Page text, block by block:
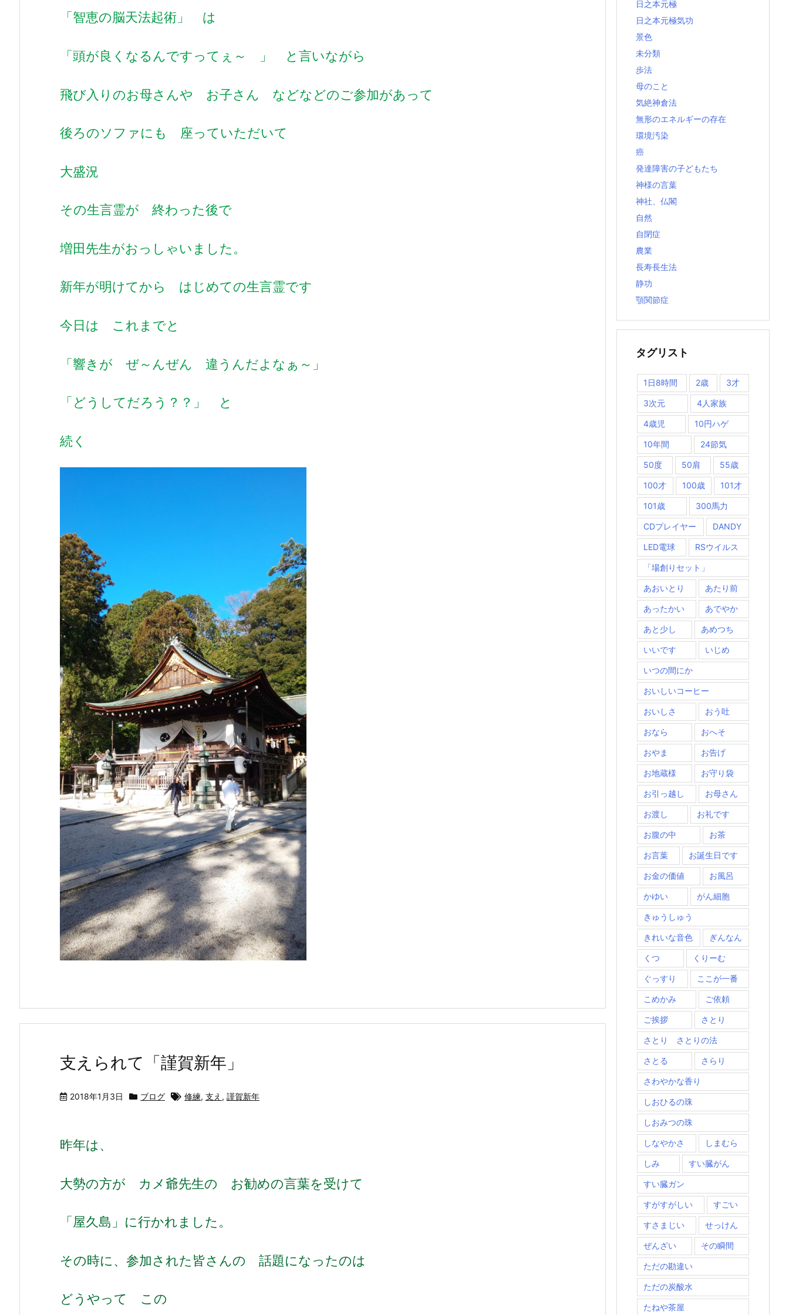
「智恵の脳天法起術」 は
「頭が良くなるんですってぇ～ 」 と言いながら
飛び入りのお母さんや お子さん などなどのご参加があって
後ろのソファにも 座っていただいて
大盛況
その生言霊が 終わった後で
増田先生がおっしゃいました。
新年が明けてから はじめての生言霊です
今日は これまでと
「響きが ぜ～んぜん 違うんだよなぁ～」
「どうしてだろう？？」 と
続く
支えられて「謹賀新年」
2018年1月3日 ブログ 修練, 支え , 謹賀新年
昨年は、
大勢の方が カメ爺先生の お勧めの言葉を受けて
「屋久島」に行かれました。
その時に、参加された皆さんの 話題になったのは
どうやって この
日之本元極
日之本元極気功
景色
未分類
歩法
母のこと
気絶神倉法
無形のエネルギーの存在
環境汚染
癌
発達障害の子どもたち
神様の言葉
神社、仏閣
自然
自閉症
農業
長寿長生法
静功
顎関節症
タグリスト
1日8時間 2歳 3才
3次元 4人家族
4歳児 10円ハゲ
10年間 24節気
50度 50肩 55歳
100才 100歳 101才
101歳 300馬力
CDプレイヤー DANDY
LED電球 RSウイルス
「場創りセット」
あおいとり あたり前
あったかい あでやか
あと少し あめつち
いいです いじめ
いつの間にか
おいしいコーヒー
おいしさ おう吐
おなら おへそ
おやま お告げ
お地蔵様 お守り袋
お引っ越し お母さん
お渡し お礼です
お腹の中 お茶
お言葉 お誕生日です
お金の価値 お風呂
かゆい がん細胞
きゅうしゅう
きれいな音色 ぎんなん
くつ くりーむ
ぐっすり ここが一番
こめかみ ご依頼
ご挨拶 さとり
さとり さとりの法
さとる さらり
さわやかな香り
しおひるの珠
しおみつの珠
しなやかさ しまむら
しみ すい臓がん
すい臓ガン
すがすがしい すごい
すさまじい せっけん
ぜんざい その瞬間
ただの勘違い
ただの炭酸水
たねや茶屋